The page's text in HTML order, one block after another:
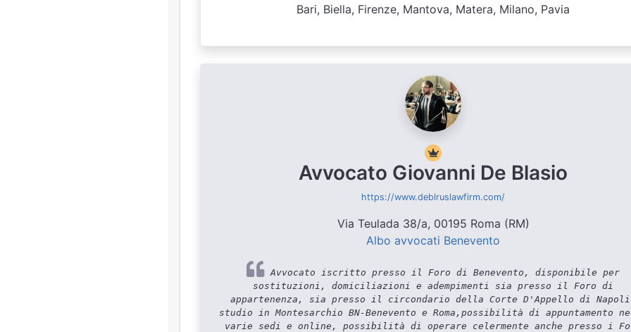
Bari, Biella, Firenze, Mantova, Matera, Milano, Pavia
Avvocato Giovanni De Blasio
https://www.deblruslawfirm.com/
Via Teulada 38/a, 00195 Roma (RM)
Albo avvocati Benevento
Avvocato iscritto presso il Foro di Benevento, disponibile per
sostituzioni, domiciliazioni e adempimenti sia presso il Foro di
appartenenza, sia presso il circondario della Corte D'Appello di
studio in Montesarchio BN-Benevento e Roma,possibilità di appuntamento
varie sedi e online, possibilità di operare celermente anche presso i